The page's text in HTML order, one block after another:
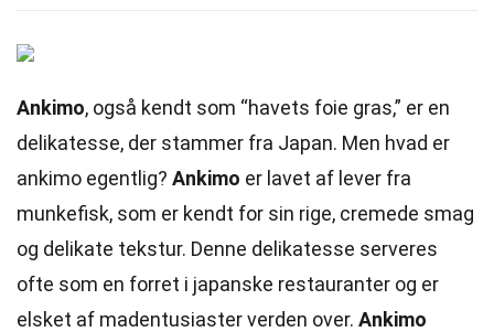
Ankimo, også kendt som “havets foie gras,” er en
delikatesse, der stammer fra Japan. Men hvad er
ankimo egentlig? Ankimo er lavet af lever fra
munkefisk, som er kendt for sin rige, cremede smag
og delikate tekstur. Denne delikatesse serveres
ofte som en forret i japanske restauranter og er
elsket af madentusiaster verden over. Ankimo